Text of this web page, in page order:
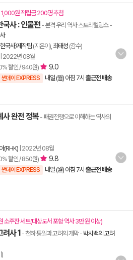
원 적립금 200명 추첨
국사 : 인물편 - 본격 우리 역사 스토리텔링쇼-
국사〉제작팀(지은이), 최태성 (감수)
2022년 08월
할인 / 940원) 9.0
썬데이 EXPRESS 내일 (월) 아침 7시 출근전 배송
사 완전 정복- 패권전쟁으로 이해하는 역사의
(RHK) 2022년 08월
할인 / 850원) 9.8
썬데이 EXPRESS 내일 (월) 아침 7시 출근전 배송
소주잔 세트(대상도서 포함 역사 3만 원 이상)
려사 1 - 천하 통일과 고려의 개막- 박시백의 고려
)